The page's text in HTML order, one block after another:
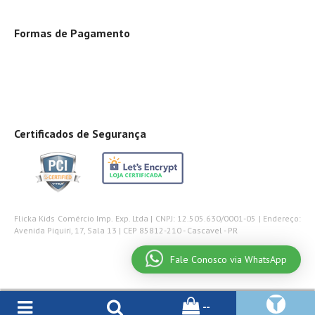
--
Formas de Pagamento
Certificados de Segurança
Flicka Kids Comércio Imp. Exp. Ltda | CNPJ: 12.505.630/0001-05 | Endereço:
Avenida Piquiri, 17, Sala 13 | CEP 85812-210 - Cascavel - PR
Fale Conosco via WhatsApp